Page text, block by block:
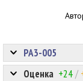
Оценка +24/
РА3-005